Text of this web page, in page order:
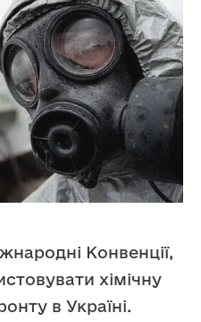
Конвенції,
хімічну
в Україні.